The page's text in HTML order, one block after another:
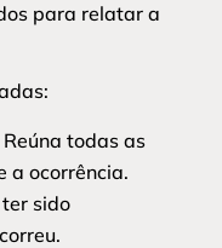
para relatar a
todas as
a ocorrência.
sido